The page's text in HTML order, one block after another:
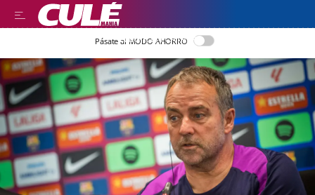
LLEGIR EN CATALÀ
Pásate al MODO AHORRO